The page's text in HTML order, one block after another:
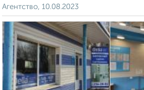
Агентство, 10.08.2023